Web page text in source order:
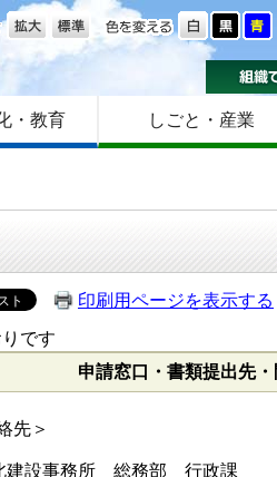
色を変える
文字の大きさ
・教育 しごと・産業
印刷用ページを表示する
です
申請窓口・書類提出先
先＞
建設事務所 総務部 行政課